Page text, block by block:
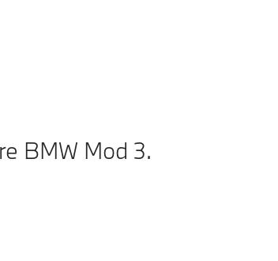
BMW Mod 3.